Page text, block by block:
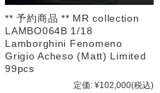
** 予約商品 ** MR collection
LAMBO064B 1/18
Lamborghini Fenomeno
Grigio Acheso (Matt) Limited
99pcs
定価: ¥102,000(税込)